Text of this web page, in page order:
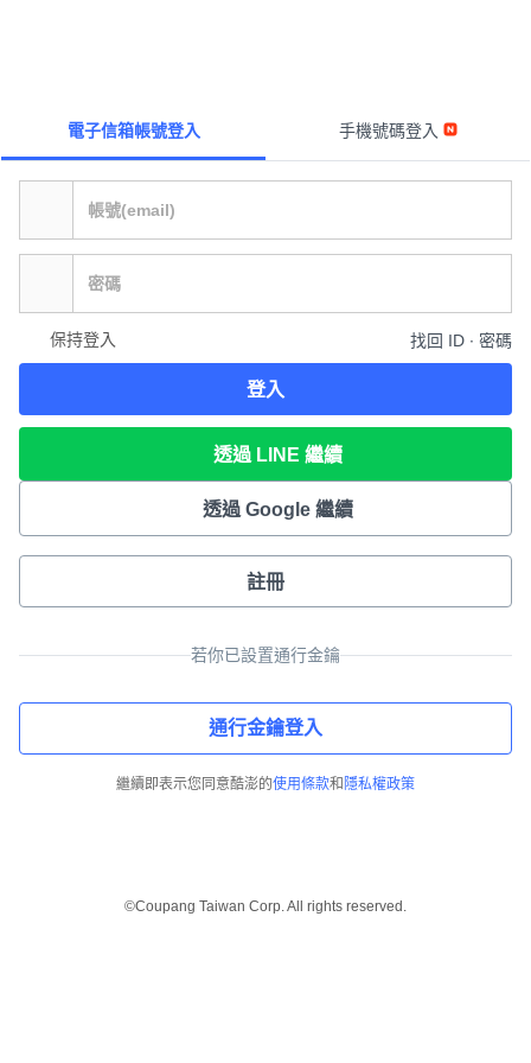
電子信箱帳號登入 手機號碼登入
保持登入 找回 ID ∙ 密碼
登入
透過 LINE 繼續
透過 Google 繼續
註冊
若你已設置通行金鑰
通行金鑰登入
繼續即表示您同意酷澎的使用條款和 隱私權政策
©Coupang Taiwan Corp. All rights reserved.